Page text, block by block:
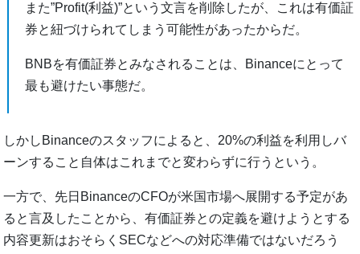
また”Profit(利益)”という文言を削除したが、これは有価証
券と紐づけられてしまう可能性があったからだ。
BNBを有価証券とみなされることは、Binanceにとって
最も避けたい事態だ。
しかしBinanceのスタッフによると、20%の利益を利用しバ
ーンすること自体はこれまでと変わらずに行うという。
一方で、先日BinanceのCFOが米国市場へ展開する予定があ
ると言及したことから、有価証券との定義を避けようとする
内容更新はおそらくSECなどへの対応準備ではないだろう